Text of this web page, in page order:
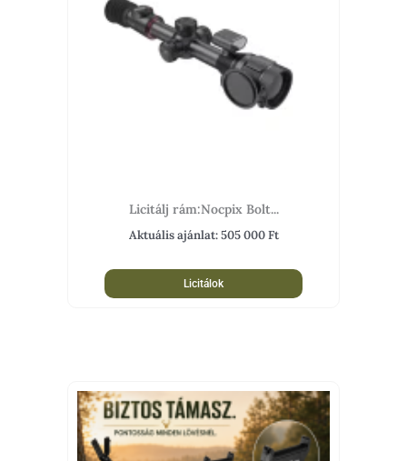
Licitálj rám:Nocpix Bolt...
Aktuális ajánlat:505 000Ft
Licitálok